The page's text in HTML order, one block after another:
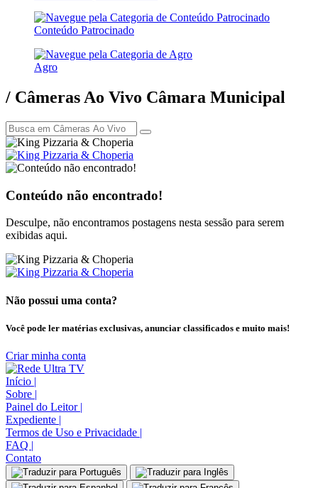
Conteúdo Patrocinado
Agro
/ Câmeras Ao Vivo Câmara Municipal
Conteúdo não encontrado!
Desculpe, não encontramos postagens nesta sessão para serem
exibidas aqui.
Não possui uma conta?
Você pode ler matérias exclusivas, anunciar classificados e muito mais!
Criar minha conta
Início |
Sobre |
Painel do Leitor |
Expediente |
Termos de Uso e Privacidade |
FAQ |
Contato